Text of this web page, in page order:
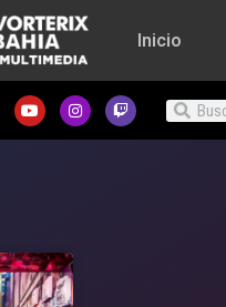
Inicio